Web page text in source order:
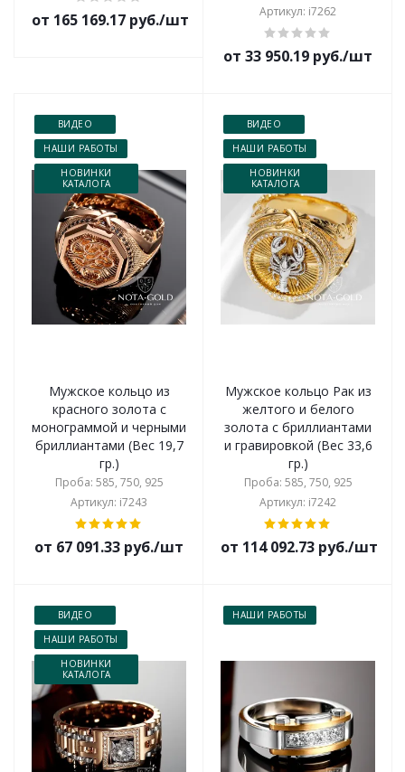
от 165 169.17 руб./шт
Артикул: i7262
от 33 950.19 руб./шт
ВИДЕО
НАШИ РАБОТЫ
НОВИНКИ
КАТАЛОГА
Мужское кольцо из
красного золота с
монограммой и черными
бриллиантами (Вес 19,7
гр.)
Проба: 585, 750, 925
Артикул: i7243
от 67 091.33 руб./шт
ВИДЕО
НАШИ РАБОТЫ
НОВИНКИ
КАТАЛОГА
Мужское кольцо Рак из
желтого и белого
золота с бриллиантами
и гравировкой (Вес 33,6
гр.)
Проба: 585, 750, 925
Артикул: i7242
от 114 092.73 руб./шт
ВИДЕО
НАШИ РАБОТЫ
НОВИНКИ
КАТАЛОГА
НАШИ РАБОТЫ